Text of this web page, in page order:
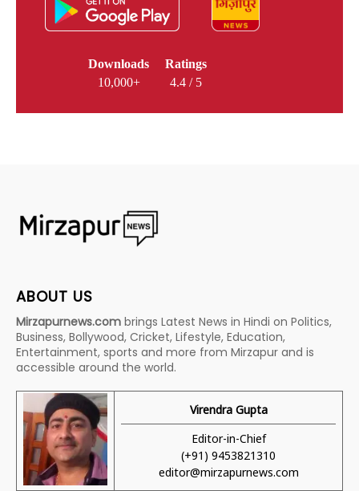
Downloads
10,000+
Ratings
4.4 / 5
ABOUT US
Mirzapurnews.com brings Latest News in Hindi on Politics,
Business, Bollywood, Cricket, Lifestyle, Education,
Entertainment, sports and more from Mirzapur and is
accessible around the world.
Virendra Gupta
Editor-in-Chief
(+91) 9453821310
editor@mirzapurnews.com